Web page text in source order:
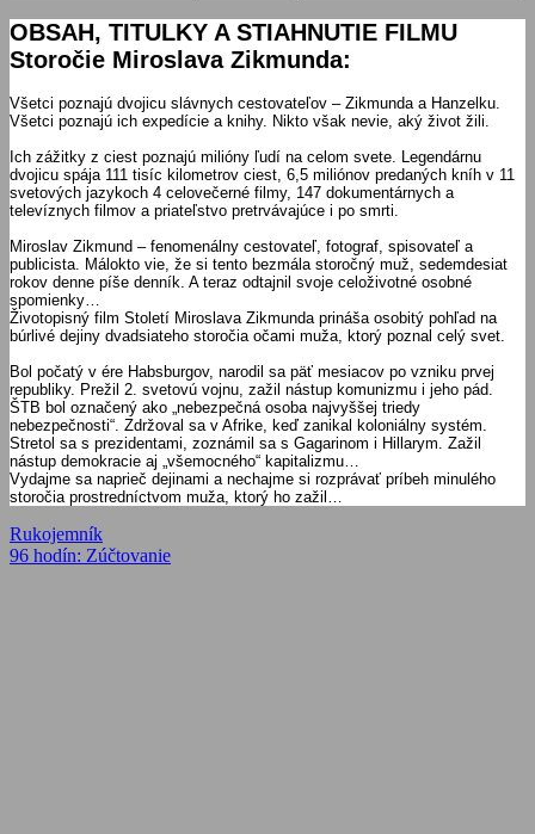
OBSAH, TITULKY A STIAHNUTIE FILMU
Storočie Miroslava Zikmunda:
Všetci poznajú dvojicu slávnych cestovateľov – Zikmunda a Hanzelku.
Všetci poznajú ich expedície a knihy. Nikto však nevie, aký život žili.
Ich zážitky z ciest poznajú milióny ľudí na celom svete. Legendárnu
dvojicu spája 111 tisíc kilometrov ciest, 6,5 miliónov predaných kníh v 11
svetových jazykoch 4 celovečerné filmy, 147 dokumentárnych a
televíznych filmov a priateľstvo pretrvávajúce i po smrti.
Miroslav Zikmund – fenomenálny cestovateľ, fotograf, spisovateľ a
publicista. Málokto vie, že si tento bezmála storočný muž, sedemdesiat
rokov denne píše denník. A teraz odtajnil svoje celoživotné osobné
spomienky…
Životopisný film Století Miroslava Zikmunda prináša osobitý pohľad na
búrlivé dejiny dvadsiateho storočia očami muža, ktorý poznal celý svet.
Bol počatý v ére Habsburgov, narodil sa päť mesiacov po vzniku prvej
republiky. Prežil 2. svetovú vojnu, zažil nástup komunizmu i jeho pád.
ŠTB bol označený ako „nebezpečná osoba najvyššej triedy
nebezpečnosti“. Zdržoval sa v Afrike, keď zanikal koloniálny systém.
Stretol sa s prezidentami, zoznámil sa s Gagarinom i Hillarym. Zažil
nástup demokracie aj „všemocného“ kapitalizmu…
Vydajme sa naprieč dejinami a nechajme si rozprávať príbeh minulého
storočia prostredníctvom muža, ktorý ho zažil…
Navigácia
v
Previous
Post:
Rukojemník
Next
96 hodín: Zúčtovanie